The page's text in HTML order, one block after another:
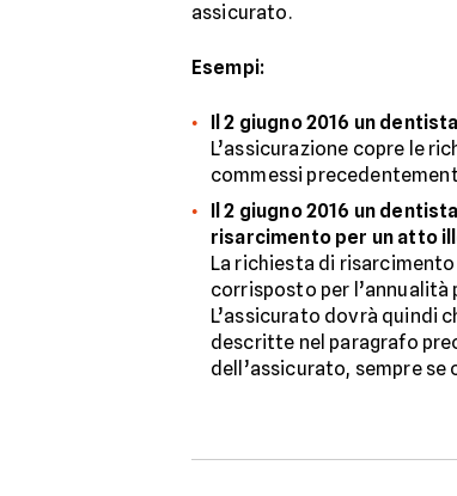
assicurato.
Esempi:
Il 2 giugno 2016 un
L’assicurazione copre le
commessi
Il 2 giugno 2016 un
risarcimento per un atto
La richiesta di
corrisposto per
L’assicurato dovrà quindi
descritte nel paragrafo
dell’assicurato, sempre